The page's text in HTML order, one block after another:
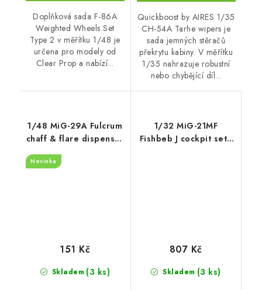
Doplňková sada F-86A
Weighted Wheels Set
Type 2 v měřítku 1/48 je
určena pro modely od
Clear Prop a nabízí...
Quickboost by AIRES 1/35
CH-54A Tarhe wipers je
sada jemných stěračů
překrytu kabiny. V měřítku
1/35 nahrazuje robustní
nebo chybějící díl...
1/48 MiG-29A Fulcrum
chaff & flare dispenser
with F.O.D.
recommended for
Novinka
Skladem (3 ks)
151 Kč
1/32 MiG-21MF
Fishbeb J cockpit set -
Skladem (3 ks)
807 Kč